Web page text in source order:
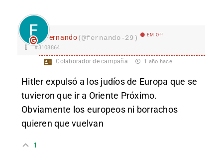
Fernando(@fernando-29) EM Off
#3108864
Colaborador de campaña 1 año hace
Hitler expulsó a los judíos de Europa que se
tuvieron que ir a Oriente Próximo.
Obviamente los europeos ni borrachos
quieren que vuelvan
1